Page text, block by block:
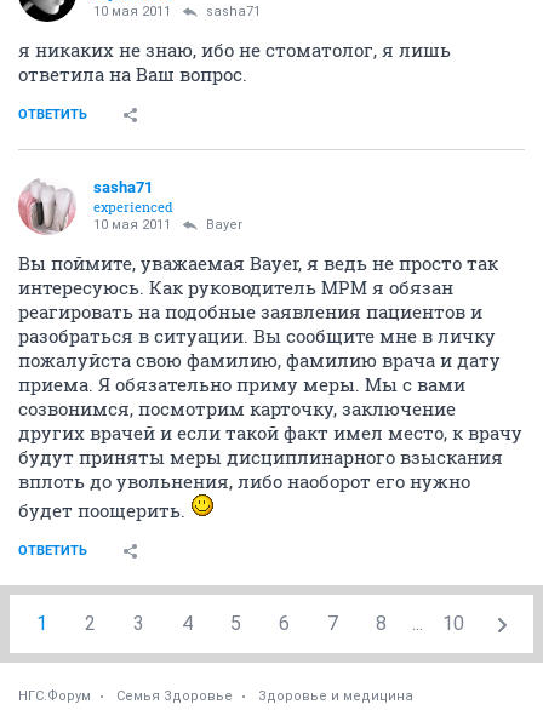
10 мая 2011 sasha71
я никаких не знаю, ибо не стоматолог, я лишь
ответила на Ваш вопрос.
ОТВЕТИТЬ
sasha71
experienced
10 мая 2011 Bayer
Вы поймите, уважаемая Bayer, я ведь не просто так
интересуюсь. Как руководитель МРМ я обязан
реагировать на подобные заявления пациентов и
разобраться в ситуации. Вы сообщите мне в личку
пожалуйста свою фамилию, фамилию врача и дату
приема. Я обязательно приму меры. Мы с вами
созвонимся, посмотрим карточку, заключение
других врачей и если такой факт имел место, к врачу
будут приняты меры дисциплинарного взыскания
вплоть до увольнения, либо наоборот его нужно
будет поощерить.
ОТВЕТИТЬ
1 2 3 4 5 6 7 8 ... 10
НГС.Форум Семья Здоровье Здоровье и медицина